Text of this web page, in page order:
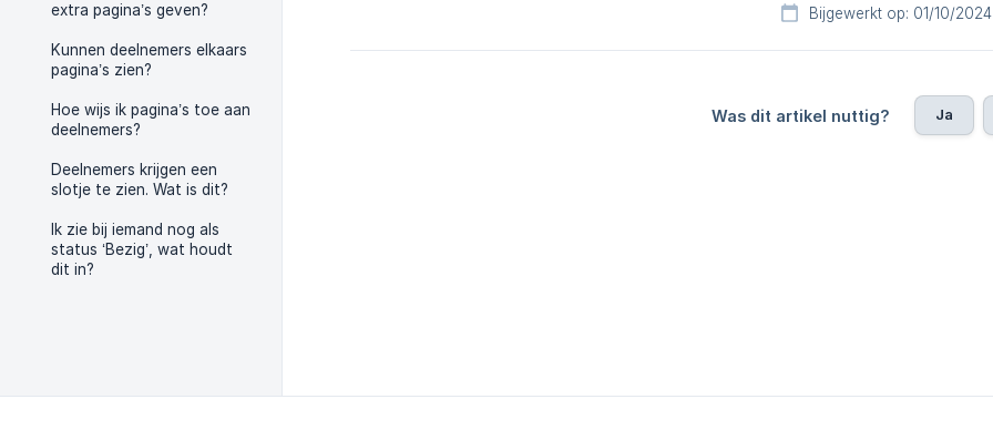
extra pagina’s geven?
Kunnen deelnemers elkaars
pagina’s zien?
Hoe wijs ik pagina’s toe aan
deelnemers?
Deelnemers krijgen een
slotje te zien. Wat is dit?
Ik zie bij iemand nog als
status ‘Bezig’, wat houdt
dit in?
Bijgewerkt op: 01/10/2024
Was dit artikel nuttig? Ja